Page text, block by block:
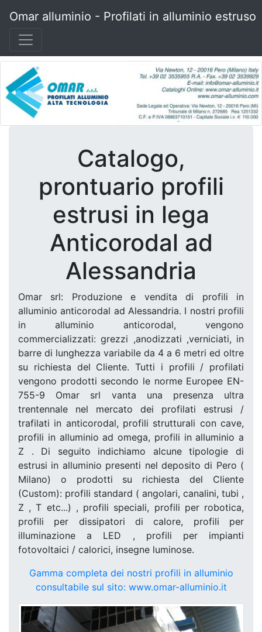
Omar alluminio - Profilati in alluminio estruso
Catalogo,
prontuario profili
estrusi in lega
Anticorodal ad
Alessandria
Omar srl: Produzione e vendita di profili in
alluminio anticorodal ad Alessandria. I nostri profili
in alluminio anticorodal, vengono
commercializzati: grezzi ,anodizzati ,verniciati, in
barre di lunghezza variabile da 4 a 6 metri ed oltre
su richiesta del Cliente. Tutti i profili / profilati
vengono prodotti secondo le norme Europee EN-
755-9 Omar srl vanta una presenza ultra
trentennale nel mercato dei profilati estrusi /
trafilati in anticorodal, profili strutturali con cave,
profili in alluminio ad omega, profili in alluminio a
Z . Di seguito indichiamo alcune tipologie di
estrusi in alluminio presenti nel deposito di Pero (
Milano) o prodotti su richiesta del Cliente
(Custom): profili standard ( angolari, canalini, tubi ,
Z , T etc...) , profili speciali, profili per robotica,
profili per dissipatori di calore, profili per
illuminazione a LED , profili per impianti
fotovoltaici / calorici, insegne luminose.
Gamma completa dei nostri profili in alluminio
consultabile sul sito: www.omar-alluminio.it